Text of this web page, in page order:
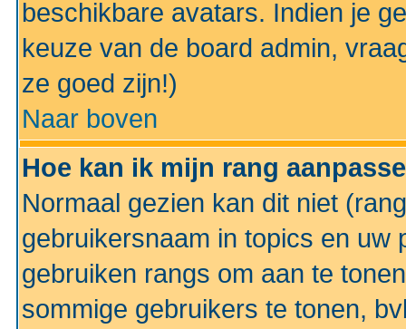
beschikbare avatars. Indien je
keuze van de board admin,
ze goed zijn!)
Naar boven
Hoe kan ik mijn rang
Normaal gezien kan dit niet
gebruikersnaam in topics en uw
gebruiken rangs om aan te
sommige gebruikers te tonen,